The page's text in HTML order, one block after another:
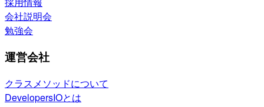
会社説明会
勉強会
運営会社
クラスメソッドについて
DevelopersIOとは